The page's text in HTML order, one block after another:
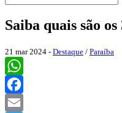
Saiba quais são
21 mar 2024 - Destaque / Paraíba
WhatsApp
Facebook